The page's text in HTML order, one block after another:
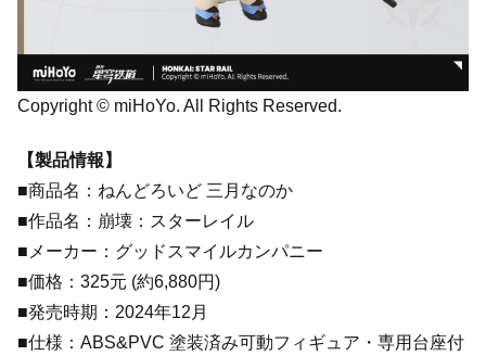
Copyright © miHoYo. All Rights Reserved.
【製品情報】
■商品名：ねんどろいど 三月なのか
■作品名：崩壊：スターレイル
■メーカー：グッドスマイルカンパニー
■価格：325元 (約6,880円)
■発売時期：2024年12月
■仕様：ABS&PVC 塗装済み可動フィギュア・専用台座付